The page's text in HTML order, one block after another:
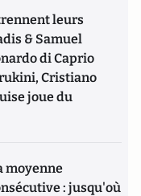
leurs
& Samuel
di Caprio
Cristiano
joue du
moyenne
: jusqu'où